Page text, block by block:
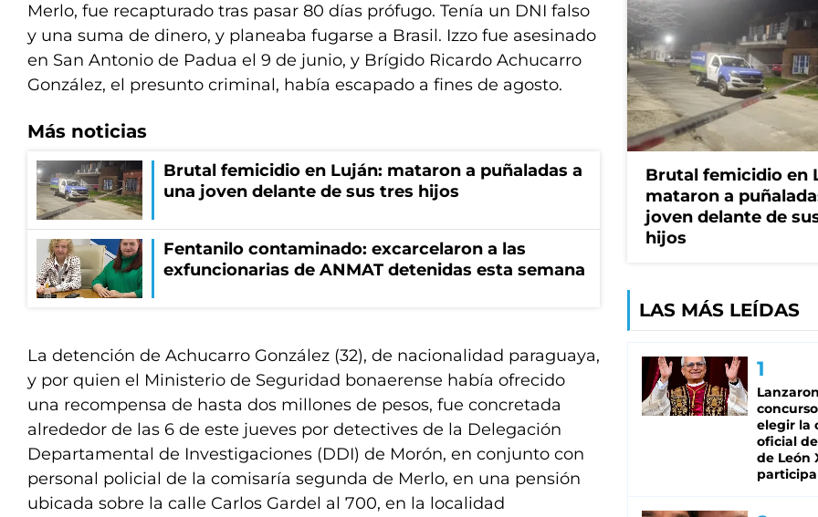
Merlo, fue recapturado tras pasar 80 días prófugo. Tenía un DNI falso
y una suma de dinero, y planeaba fugarse a Brasil. Izzo fue asesinado
en San Antonio de Padua el 9 de junio, y Brígido Ricardo Achucarro
González, el presunto criminal, había escapado a fines de agosto.
Más noticias
Brutal femicidio en Luján: mataron a puñaladas a
una joven delante de sus tres hijos
Fentanilo contaminado: excarcelaron a las
exfuncionarias de ANMAT detenidas esta semana
La detención de Achucarro González (32), de nacionalidad paraguaya,
y por quien el Ministerio de Seguridad bonaerense había ofrecido
una recompensa de hasta dos millones de pesos, fue concretada
alrededor de las 6 de este jueves por detectives de la Delegación
Departamental de Investigaciones (DDI) de Morón, en conjunto con
personal policial de la comisaría segunda de Merlo, en una pensión
ubicada sobre la calle Carlos Gardel al 700, en la localidad
Brutal femicidio en
mataron a
joven delante de
hijos
LAS MÁS LEÍDAS
elegir la
oficial
de León